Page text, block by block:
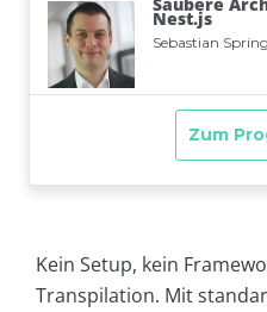
Kein Setup, kein
Transpilation. Mit